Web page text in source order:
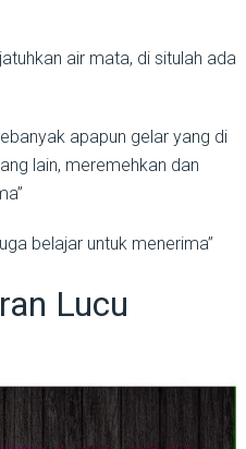
air mata, di situlah ada
apapun gelar yang di
lain, meremehkan dan
belajar untuk menerima”
Lucu